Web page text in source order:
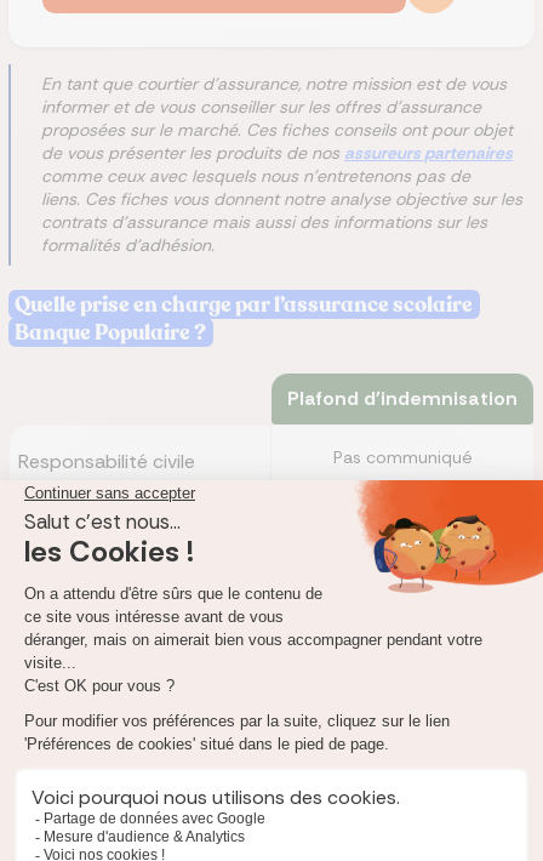
En tant que courtier d'assurance, notre mission est de vous
informer et de vous conseiller sur les offres d'assurance
proposées sur le marché. Ces fiches conseils ont pour objet
de vous présenter les produits de nos assureurs partenaires
comme ceux avec lesquels nous n'entretenons pas de
liens. Ces fiches vous donnent notre analyse objective sur les
contrats d'assurance mais aussi des informations sur les
formalités d'adhésion.
Quelle prise en charge par l’assurance scolaire
Banque Populaire ?
Plafond d'indemnisation
Responsabilité civile Pas communiqué
Recours – Défense pénale Pas communiqué
accident
Pas communiqué
Frais de recherche et de
secours
Interruption de scolarité Pas communiqué
Indemnités contractuelles
invalidité permanente
Pas communiqué